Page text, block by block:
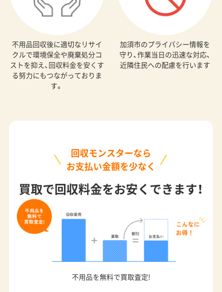
不用品回収後に適切なリサイ
クルで環境保全や廃棄処分コ
ストを抑え、回収料金を安くす
る努力にもつながっておりま
す。
加須市のプライバシー情報を
守り、作業当日の迅速な対応、
近隣住民への配慮を行います
回収モンスターなら
お支払い金額を少なく
買取で回収料金をお安くできます！
不用品を無料で買取査定!